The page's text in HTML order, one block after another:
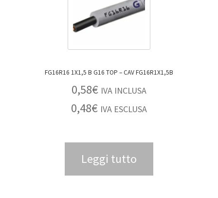
FG16R16 1X1,5 B G16 TOP – CAV FG16R1X1,5B
0,58€ IVA INCLUSA
0,48€ IVA ESCLUSA
Leggi tutto